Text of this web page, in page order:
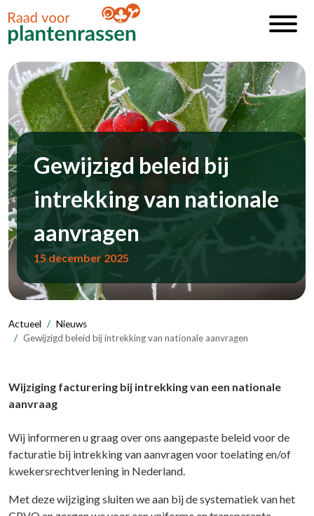
Gewijzigd beleid bij
intrekking van nationale
aanvragen
15 december 2025
Actueel
Nieuws
Gewijzigd beleid bij intrekking van nationale aanvragen
Wijziging facturering bij intrekking van een nationale
aanvraag
Wij informeren u graag over ons aangepaste beleid voor de
facturatie bij intrekking van aanvragen voor toelating en/of
kwekersrechtverlening in Nederland.
Met deze wijziging sluiten we aan bij de systematiek van het